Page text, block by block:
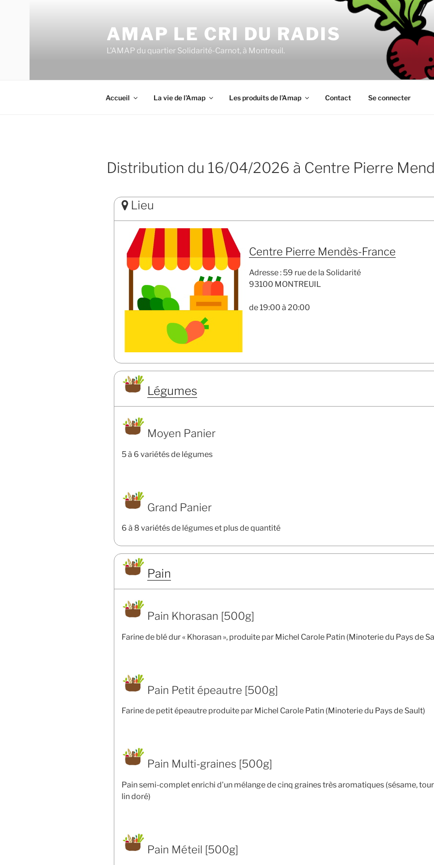
AMAP LE CRI DU RADIS
L'AMAP du quartier Solidarité-Carnot, à Montreuil.
Accueil La vie de l’Amap Les produits de l’Amap Contact Se connecter
Distribution du 16/04/2026 à Centre Pierre
Lieu
Centre Pierre Mendès-France
Adresse : 59 rue de la Solidarité
93100 MONTREUIL
de 19:00 à 20:00
Légumes
Moyen Panier
5 à 6 variétés de légumes
Grand Panier
6 à 8 variétés de légumes et plus de quantité
Pain
Pain Khorasan [500g]
Farine de blé dur « Khorasan », produite par Michel Carole Patin (Minoterie du Pays de
Pain Petit épeautre [500g]
Farine de petit épeautre produite par Michel Carole Patin (Minoterie du Pays de Sault)
Pain Multi-graines [500g]
Pain semi-complet enrichi d'un mélange de cinq graines très aromatiques (sésame,
lin doré)
Pain Méteil [500g]